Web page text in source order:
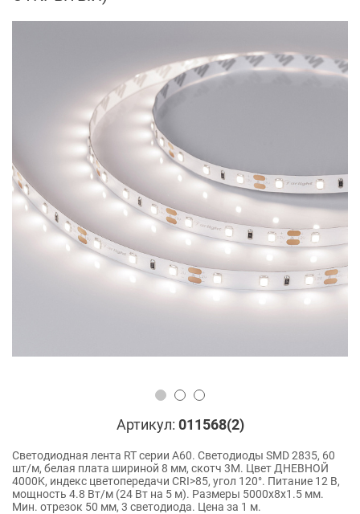
Артикул: 011568(2)
Светодиодная лента RT серии A60. Светодиоды SMD 2835, 60
шт/м, белая плата шириной 8 мм, скотч 3M. Цвет ДНЕВНОЙ
4000K, индекс цветопередачи CRI>85, угол 120°. Питание 12 В,
мощность 4.8 Вт/м (24 Вт на 5 м). Размеры 5000x8x1.5 мм.
Мин. отрезок 50 мм, 3 светодиода. Цена за 1 м.